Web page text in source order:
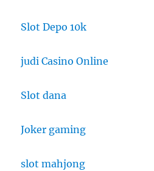
Slot Depo 10k
judi Casino Online
Slot dana
Joker gaming
slot mahjong